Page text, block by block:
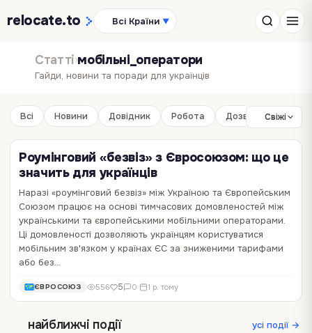
relocate.to Всі Країни ▼
Статті›мобільні_оператори
Гайди, новини та поради для українців
Всі Новини Довідник Робота ДозвілляСвіжі
Роумінговий «безвіз» з Євросоюзом: що це
значить для українців
Наразі «роумінговий безвіз» між Україною та Європейським
Союзом працює на основі тимчасових домовленостей між
українськими та європейськими мобільними операторами.
Ці домовленості дозволяють українцям користуватися
мобільним зв'язком у країнах ЄС за зниженими тарифами
або без…
ЄВРОСОЮЗ 556 5 0· 1 р. тому
найближчі події усі події →